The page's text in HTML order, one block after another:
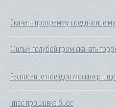
Скачать программу соединение
Фильм голубой гром скачать
Расписание поездов москва
Imac прошивка биос